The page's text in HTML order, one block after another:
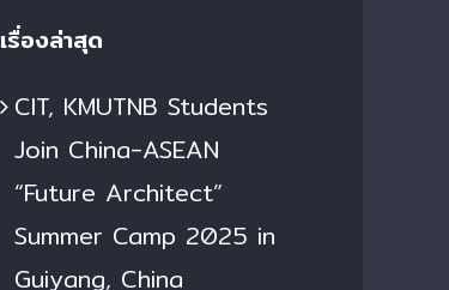
เรื่องล่าสุด
CIT, KMUTNB Students
Join China-ASEAN
“Future Architect”
Summer Camp 2025 in
Guiyang, China